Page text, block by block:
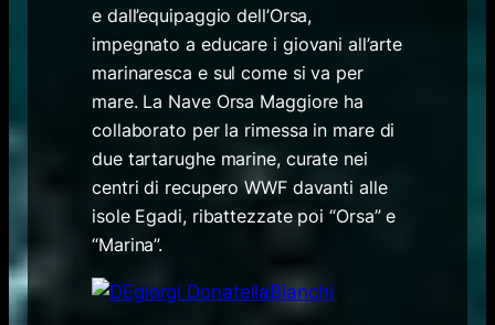
e dall’equipaggio dell’Orsa,
impegnato a educare i giovani all’arte
marinaresca e sul come si va per
mare. La Nave Orsa Maggiore ha
collaborato per la rimessa in mare di
due tartarughe marine, curate nei
centri di recupero WWF davanti alle
isole Egadi, ribattezzate poi “Orsa” e
“Marina”.